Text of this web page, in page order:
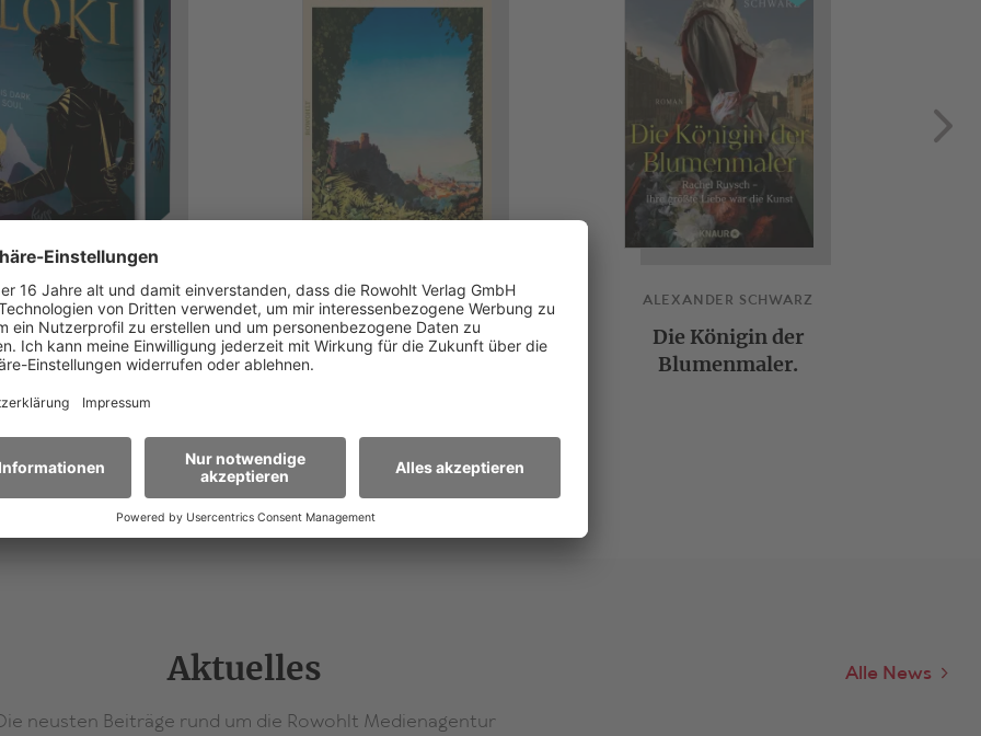
FRANKA NEUBAUER
- His Dark Soul
HEINZ STRUNK
Memories of
ALEXANDER SCHWARZ
Die Königin der
Blumenmaler.
Aktuelles
neusten Beiträge rund um die Rowohlt Medienagentur
Alle News